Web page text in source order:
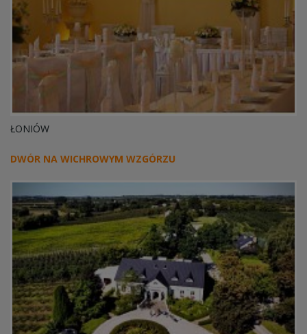
ŁONIÓW
DWÓR NA WICHROWYM WZGÓRZU